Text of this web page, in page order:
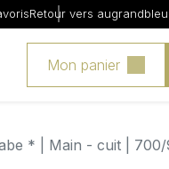
Retour vers
Mon panier
* | Main - cuit |